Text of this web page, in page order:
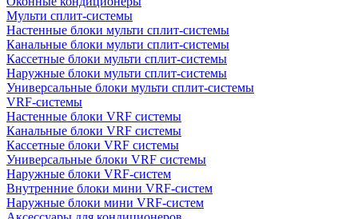
Мульти сплит-системы
Настенные блоки мульти сплит-системы
Канальные блоки мульти сплит-системы
Кассетные блоки мульти сплит-системы
Наружные блоки мульти сплит-системы
Универсальные блоки мульти сплит-системы
VRF-системы
Настенные блоки VRF системы
Канальные блоки VRF системы
Кассетные блоки VRF системы
Универсальные блоки VRF системы
Наружные блоки VRF-систем
Внутренние блоки мини VRF-систем
Наружные блоки мини VRF-систем